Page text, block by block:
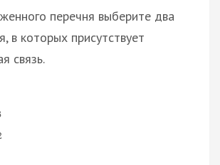
перечня выберите два
в которых присутствует
связь.